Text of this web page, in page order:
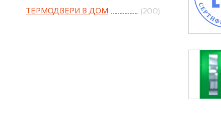
ТЕРМОДВЕРИ В ДОМ (200)